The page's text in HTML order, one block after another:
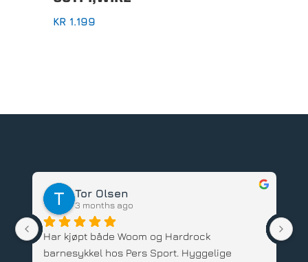
KR1.199
Tor Olsen
3 months ago
Har kjøpt både Woom og Hardrock
barnesykkel hos Pers Sport. Hyggelige